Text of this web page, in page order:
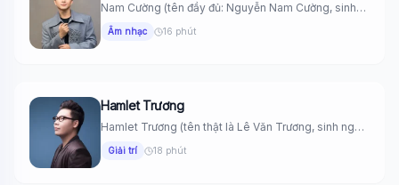
Nam Cường (tên đầy đủ: Nguyễn Nam Cường, sinh
ngày 16 tháng...
Âm nhạc 16 phút
Hamlet Trương
Hamlet Trương (tên thật là Lê Văn Trương, sinh ngày
Giải trí 18 phút